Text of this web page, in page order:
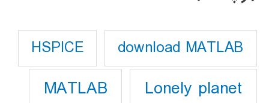
download MATLAB
HSPICE
Lonely planet
MATLAB